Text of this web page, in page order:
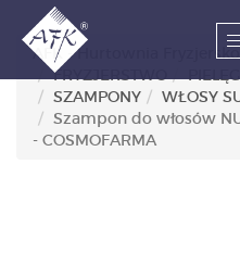
AFK - Hurtownia
FRYZJERSTWO
SZAMPONY
WŁOSY
Szampon do włosów
- COSMOFARMA